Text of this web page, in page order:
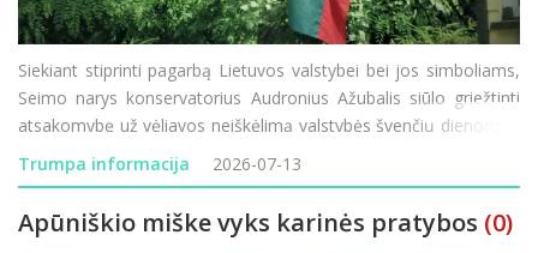
Siekiant stiprinti pagarbą Lietuvos valstybei bei jos simboliams,
Seimo narys konservatorius Audronius Ažubalis siūlo griežtinti
atsakomybę už vėliavos neiškėlimą valstybės švenčių dienomis.
Administracinių nusižengimų kodekso (ANK) pakeitimo projektą
įregistravęs parlament
Trumpa informacija 2026-07-13
Apūniškio miške vyks karinės pratybos (0)